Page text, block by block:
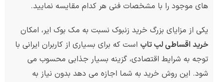
های موجود را با مشخصات فنی هر کدام مقایسه نمایید.
یکی از مزایای بزرگ خرید زنبوک نسبت به مک بوک ایر، امکان
خرید اقساطی لپ تاپ است که برای بسیاری از کاربران ایرانی با
توجه به شرایط اقتصادی، گزینه بسیار جذابی محسوب می
شود. این روش خرید به شما اجازه می دهد بدون نیاز به